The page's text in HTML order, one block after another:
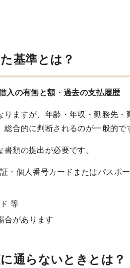
基準とは？
入の有無と額・過去の支払履歴
ますが、年齢・年収・勤務先
合的に判断されるのが一般的で
類の提出が必要です。
・個人番号カードまたはパスポー
等
合があります
通らないときとは？